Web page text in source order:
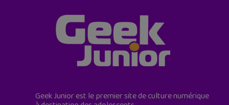
Geek Junior est le premier site de culture numérique